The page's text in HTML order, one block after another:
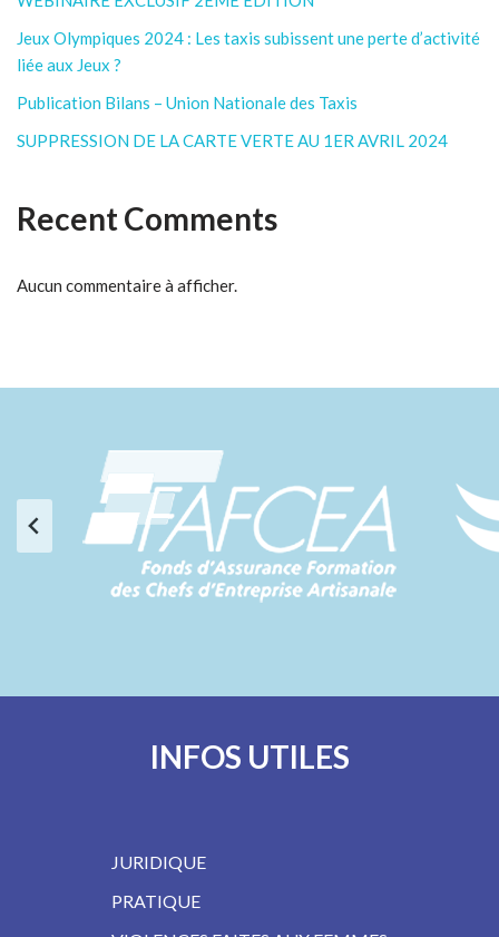
Jeux Olympiques 2024 : Les taxis subissent une perte d’activité
liée aux Jeux ?
Publication Bilans – Union Nationale des Taxis
SUPPRESSION DE LA CARTE VERTE AU 1ER AVRIL 2024
Recent Comments
Aucun commentaire à afficher.
INFOS UTILES
JURIDIQUE
PRATIQUE